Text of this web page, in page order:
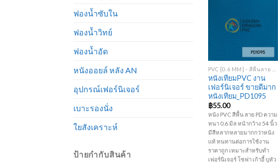
ฟองน้ำซับใน
ฟองน้ำวิทย์
ฟองน้ำอัด
หนังออยล์ หลัง AN
อุปกรณ์เฟอร์นิเจอร์
เบาะรองนั่ง
ใยสังเคราะห์
ป้ายกำกับสินค้า
หนังเทียมPVC งาน
เฟอร์นิเจอร์ ขายดีมาก
หนังเทียม_PD1095
฿55.00
หนัง PVC สีพื้น ลาย PD ความ
หนา 0.6 มิล หน้ากว้าง 54 นิ้ว
มีสีหลากหลายมากกว่าหนัง
แท้ ทนทานต่อการใช้งาน
ราคาถูก เหมาะสำหรับทำ
เฟอร์นิเจอร์ โซฟา เก้าอี้ บุหัว